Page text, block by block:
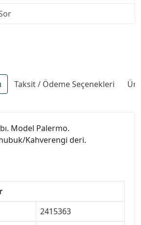
Taksit / Ödeme Seçenekleri
Model Palermo.
Kahverengi deri.
2415363